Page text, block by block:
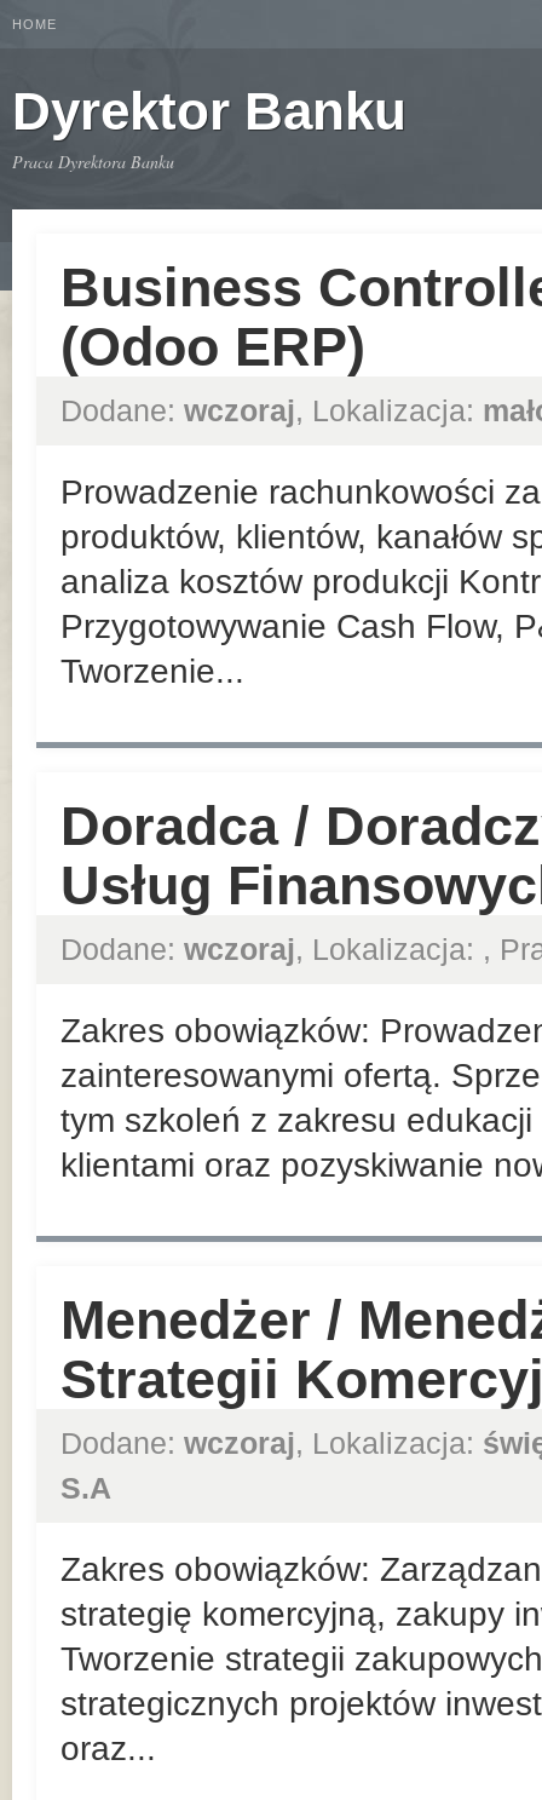
HOME
Dyrektor Banku
Praca Dyrektora Banku
Business
(Odoo ERP)
Dodane: wczoraj, Lokalizacja:
Prowadzenie rachunkowości
produktów, klientów, kanałów
analiza kosztów produkcji
Przygotowywanie Cash Flow,
Tworzenie...
Doradca /
Usług
Dodane: wczoraj, Lokalizacja: ,
Zakres obowiązków:
zainteresowanymi ofertą.
tym szkoleń z zakresu
klientami oraz pozyskiwanie
Menedżer /
Strategii
Dodane: wczoraj, Lokalizacja:
S.A
Zakres obowiązków:
strategię komercyjną, zakupy
Tworzenie strategii
strategicznych projektów
oraz...